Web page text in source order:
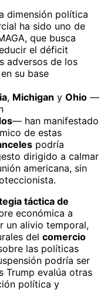
dimensión política
ha sido uno de
que busca
el déficit
adversos de los
su base
, Michigan y Ohio —
— han manifestado
de estas
podría
dirigido a calmar
americana, sin
táctica de
económica a
un alivio temporal,
del comercio
las políticas
podría ser
Trump evalúa otras
política y